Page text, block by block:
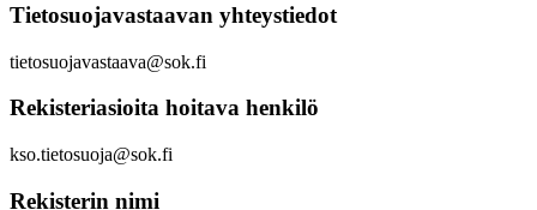
Tietosuojavastaavan yhteystiedot
tietosuojavastaava@sok.fi
Rekisteriasioita hoitava henkilö
kso.tietosuoja@sok.fi
Rekisterin nimi